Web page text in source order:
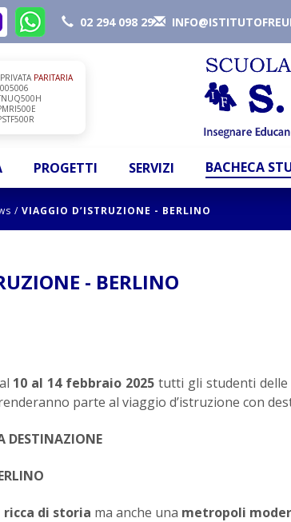
02 294 098 29
PARITARIA
PROGETTI SERVIZI BACHECA
/ VIAGGIO D’ISTRUZIONE - BERLINO
- BERLINO
10 al 14 febbraio 2025 tutti gli studenti
parte al viaggio d’istruzione con
DESTINAZIONE
di storia ma anche una metropoli